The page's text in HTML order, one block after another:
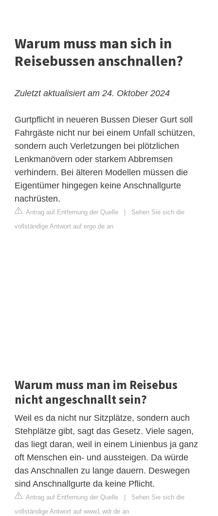
Warum muss man sich in
Reisebussen anschnallen?
Zuletzt aktualisiert am 24. Oktober 2024
Gurtpflicht in neueren Bussen Dieser Gurt soll
Fahrgäste nicht nur bei einem Unfall schützen,
sondern auch Verletzungen bei plötzlichen
Lenkmanövern oder starkem Abbremsen
verhindern. Bei älteren Modellen müssen die
Eigentümer hingegen keine Anschnallgurte
nachrüsten.
Antrag auf Entfernung der Quelle
Sehen Sie sich die
vollständige Antwort auf ergo.de an
Warum muss man im Reisebus
nicht angeschnallt sein?
Weil es da nicht nur Sitzplätze, sondern auch
Stehplätze gibt, sagt das Gesetz. Viele sagen,
das liegt daran, weil in einem Linienbus ja ganz
oft Menschen ein- und aussteigen. Da würde
das Anschnallen zu lange dauern. Deswegen
sind Anschnallgurte da keine Pflicht.
Antrag auf Entfernung der Quelle
Sehen Sie sich die
vollständige Antwort auf www1.wdr.de an